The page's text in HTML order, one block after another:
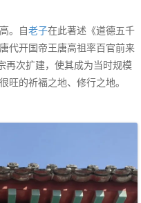
。自老子在此著述《道德五千
代开国帝王唐高祖率百官前来
再次扩建，使其成为当时规模
旺的祈福之地、修行之地。